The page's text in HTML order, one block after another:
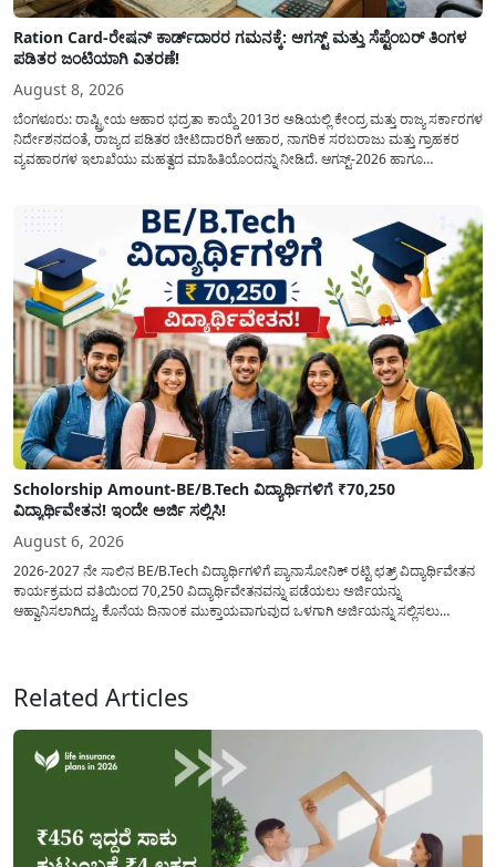
Ration Card-ರೇಷನ್ ಕಾರ್ಡ್‍ದಾರರ ಗಮನಕ್ಕೆ: ಆಗಸ್ಟ್ ಮತ್ತು ಸೆಪ್ಟೆಂಬರ್ ತಿಂಗಳ
ಪಡಿತರ ಜಂಟಿಯಾಗಿ ವಿತರಣೆ!
August 8, 2026
ಬೆಂಗಳೂರು: ರಾಷ್ಟ್ರೀಯ ಆಹಾರ ಭದ್ರತಾ ಕಾಯ್ದೆ 2013ರ ಅಡಿಯಲ್ಲಿ ಕೇಂದ್ರ ಮತ್ತು ರಾಜ್ಯ ಸರ್ಕಾರಗಳ
ನಿರ್ದೇಶನದಂತೆ, ರಾಜ್ಯದ ಪಡಿತರ ಚೀಟಿದಾರರಿಗೆ ಆಹಾರ, ನಾಗರಿಕ ಸರಬರಾಜು ಮತ್ತು ಗ್ರಾಹಕರ
ವ್ಯವಹಾರಗಳ ಇಲಾಖೆಯು ಮಹತ್ವದ ಮಾಹಿತಿಯೊಂದನ್ನು ನೀಡಿದೆ. ಆಗಸ್ಟ್-2026 ಹಾಗೂ
Scholorship Amount-BE/B.Tech ವಿದ್ಯಾರ್ಥಿಗಳಿಗೆ ₹70,250
ವಿದ್ಯಾರ್ಥಿವೇತನ! ಇಂದೇ ಅರ್ಜಿ ಸಲ್ಲಿಸಿ!
August 6, 2026
2026-2027 ನೇ ಸಾಲಿನ BE/B.Tech ವಿದ್ಯಾರ್ಥಿಗಳಿಗೆ ಪ್ಯಾನಾಸೋನಿಕ್ ರಟ್ಟಿ ಛತ್ರ್ ವಿದ್ಯಾರ್ಥಿವೇತನ
ಕಾರ್ಯಕ್ರಮದ ವತಿಯಿಂದ 70,250 ವಿದ್ಯಾರ್ಥಿವೇತನವನ್ನು ಪಡೆಯಲು ಅರ್ಜಿಯನ್ನು
ಆಹ್ವಾನಿಸಲಾಗಿದ್ದು, ಕೊನೆಯ ದಿನಾಂಕ ಮುಕ್ತಾಯವಾಗುವುದ ಒಳಗಾಗಿ ಅರ್ಜಿಯನ್ನು ಸಲ್ಲಿಸಲು
Related Articles